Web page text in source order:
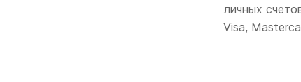
личных
Visa,